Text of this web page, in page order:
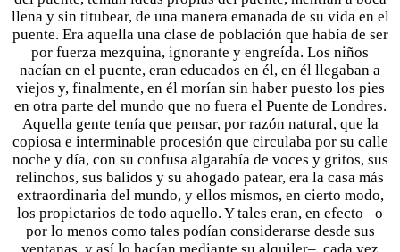
llena y sin titubear, de una manera emanada de su vida en el
puente. Era aquella una clase de población que había de ser
por fuerza mezquina, ignorante y engreída. Los niños
nacían en el puente, eran educados en él, en él llegaban a
viejos y, finalmente, en él morían sin haber puesto los pies
en otra parte del mundo que no fuera el Puente de Londres.
Aquella gente tenía que pensar, por razón natural, que la
copiosa e interminable procesión que circulaba por su calle
noche y día, con su confusa algarabía de voces y gritos, sus
relinchos, sus balidos y su ahogado patear, era la casa más
extraordinaria del mundo, y ellos mismos, en cierto modo,
los propietarios de todo aquello. Y tales eran, en efecto –o
por lo menos como tales podían considerarse desde sus